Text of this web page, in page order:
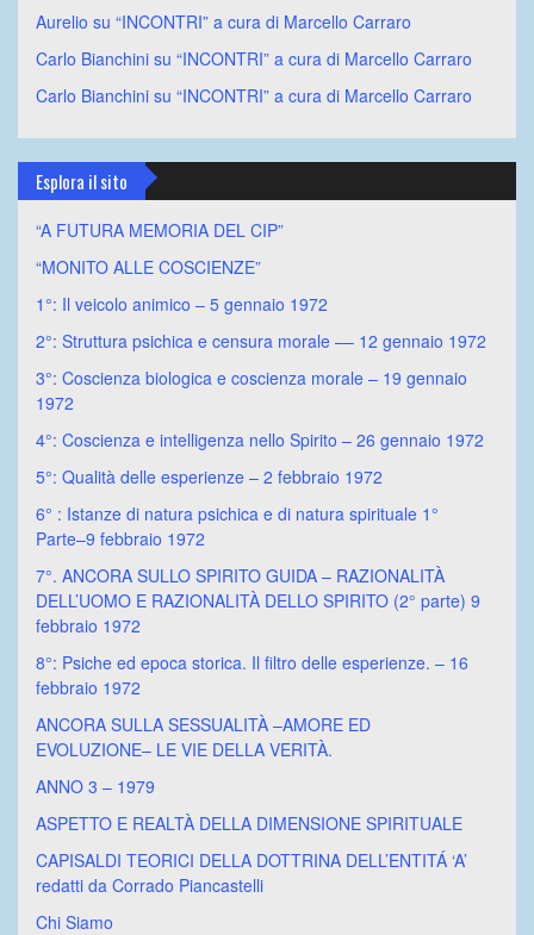
Aurelio su “INCONTRI” a cura di Marcello Carraro
Carlo Bianchini su “INCONTRI” a cura di Marcello Carraro
Carlo Bianchini su “INCONTRI” a cura di Marcello Carraro
Esplora il sito
“A FUTURA MEMORIA DEL CIP”
“MONITO ALLE COSCIENZE”
1°: Il veicolo animico – 5 gennaio 1972
2°: Struttura psichica e censura morale –– 12 gennaio 1972
3°: Coscienza biologica e coscienza morale – 19 gennaio
1972
4°: Coscienza e intelligenza nello Spirito – 26 gennaio 1972
5°: Qualità delle esperienze – 2 febbraio 1972
6° : Istanze di natura psichica e di natura spirituale 1°
Parte–9 febbraio 1972
7°. ANCORA SULLO SPIRITO GUIDA – RAZIONALITÀ
DELL’UOMO E RAZIONALITÀ DELLO SPIRITO (2° parte) 9
febbraio 1972
8°: Psiche ed epoca storica. Il filtro delle esperienze. – 16
febbraio 1972
ANCORA SULLA SESSUALITÀ –AMORE ED
EVOLUZIONE– LE VIE DELLA VERITÀ.
ANNO 3 – 1979
ASPETTO E REALTÀ DELLA DIMENSIONE SPIRITUALE
CAPISALDI TEORICI DELLA DOTTRINA DELL’ENTITÁ ‘A’
redatti da Corrado Piancastelli
Chi Siamo